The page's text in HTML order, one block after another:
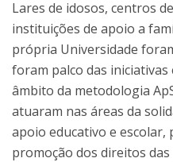
Lares de idosos, centros
instituições de apoio a
própria Universidade
foram palco das
âmbito da metodologia
atuaram nas áreas da
apoio educativo e escolar,
promoção dos direitos das